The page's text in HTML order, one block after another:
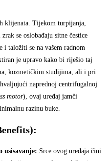
klijenata. Tijekom turpijanja,
se oslobađaju sitne čestice
i taložiti se na vašem radnom
je upravo kako bi riješio taj
kozmetičkim studijima, ali i pri
naprednoj centrifugalnoj
motor), ovaj uređaj jamči
razinu buke.
usisavanje: Srce ovog uređaja čini